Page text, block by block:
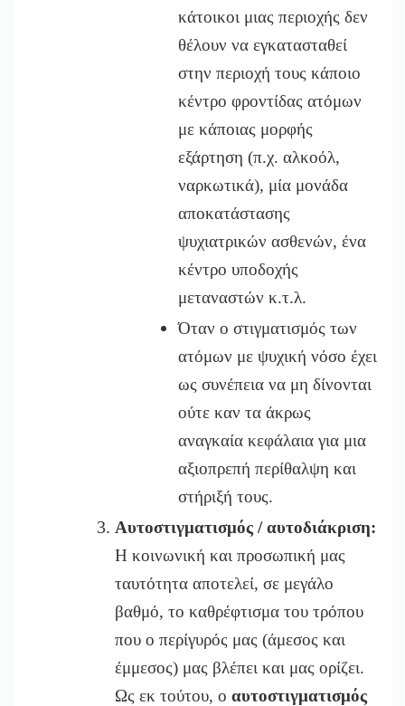
κάτοικοι μιας περιοχής δεν
θέλουν να εγκατασταθεί
στην περιοχή τους κάποιο
κέντρο φροντίδας ατόμων
με κάποιας μορφής
εξάρτηση (π.χ. αλκοόλ,
ναρκωτικά), μία μονάδα
αποκατάστασης
ψυχιατρικών ασθενών, ένα
κέντρο υποδοχής
μεταναστών κ.τ.λ.
Όταν ο στιγματισμός των
ατόμων με ψυχική νόσο έχει
ως συνέπεια να μη δίνονται
ούτε καν τα άκρως
αναγκαία κεφάλαια για μια
αξιοπρεπή περίθαλψη και
στήριξή τους.
Αυτοστιγματισμός / αυτοδιάκριση:
Η κοινωνική και προσωπική μας
ταυτότητα αποτελεί, σε μεγάλο
βαθμό, το καθρέφτισμα του τρόπου
που ο περίγυρός μας (άμεσος και
έμμεσος) μας βλέπει και μας ορίζει.
Ως εκ τούτου, ο αυτοστιγματισμός